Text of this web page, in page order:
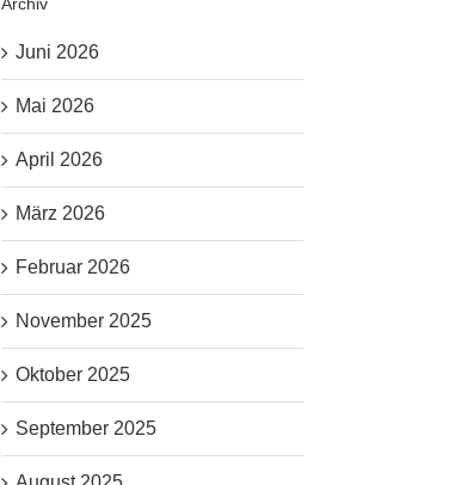
Juni 2026
Mai 2026
April 2026
März 2026
Februar 2026
November 2025
Oktober 2025
September 2025